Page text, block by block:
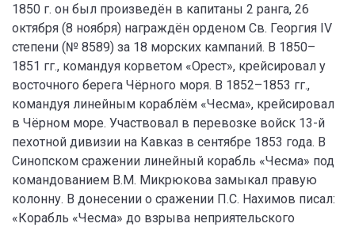
1850 г. он был произведён в капитаны 2 ранга, 26
октября (8 ноября) награждён орденом Св. Георгия IV
степени (№ 8589) за 18 морских кампаний. В 1850–
1851 гг., командуя корветом «Орест», крейсировал у
восточного берега Чёрного моря. В 1852–1853 гг.,
командуя линейным кораблём «Чесма», крейсировал
в Чёрном море. Участвовал в перевозке войск 13-й
пехотной дивизии на Кавказ в сентябре 1853 года. В
Синопском сражении линейный корабль «Чесма» под
командованием В.М. Микрюкова замыкал правую
колонну. В донесении о сражении П.С. Нахимов писал:
«Корабль «Чесма» до взрыва неприятельского